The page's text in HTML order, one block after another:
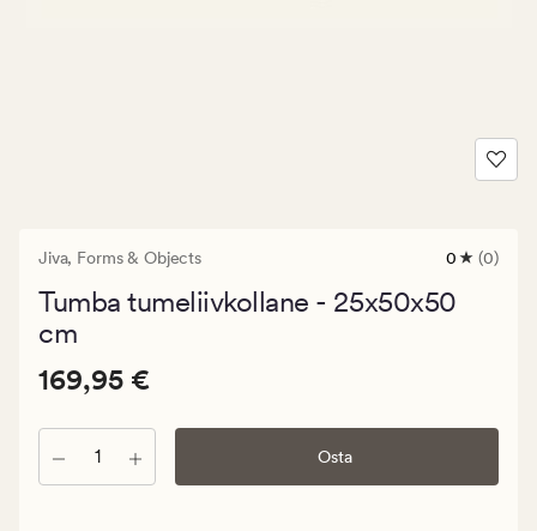
Jiva, Forms & Objects
0
keskmise
0 (0)
Tumba tumeliivkollane - 25x50x50
cm
Pris_ee
169,95
€.
Vanlig
pris_ee
Pris_ee 169,95 €
169,95 €
Kogus Osta